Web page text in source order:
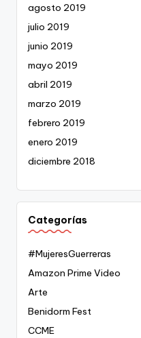
agosto 2019
julio 2019
junio 2019
mayo 2019
abril 2019
marzo 2019
febrero 2019
enero 2019
diciembre 2018
Categorías
#MujeresGuerreras
Amazon Prime Video
Arte
Benidorm Fest
CCME